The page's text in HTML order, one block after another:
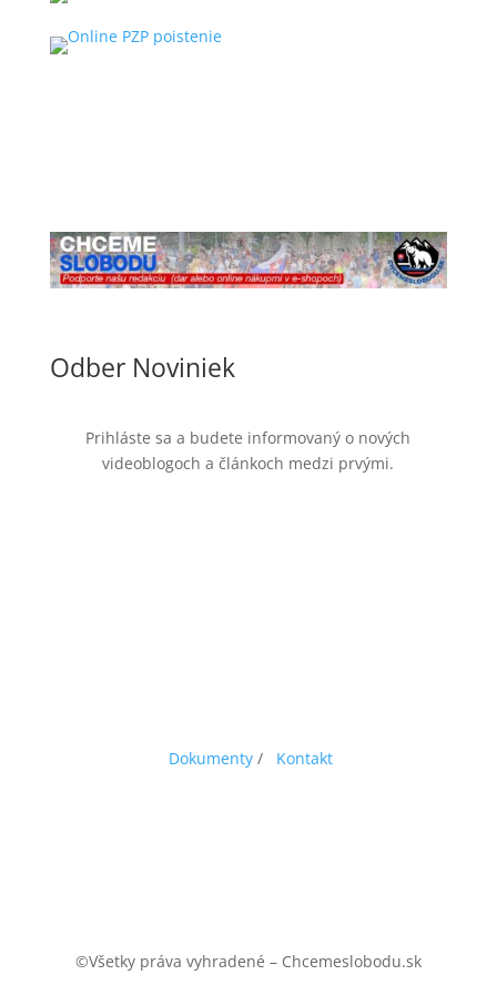
Odber Noviniek
Prihláste sa a budete informovaný o nových
videoblogoch a článkoch medzi prvými.
Dokumenty/ Kontakt
©Všetky práva vyhradené – Chcemeslobodu.sk